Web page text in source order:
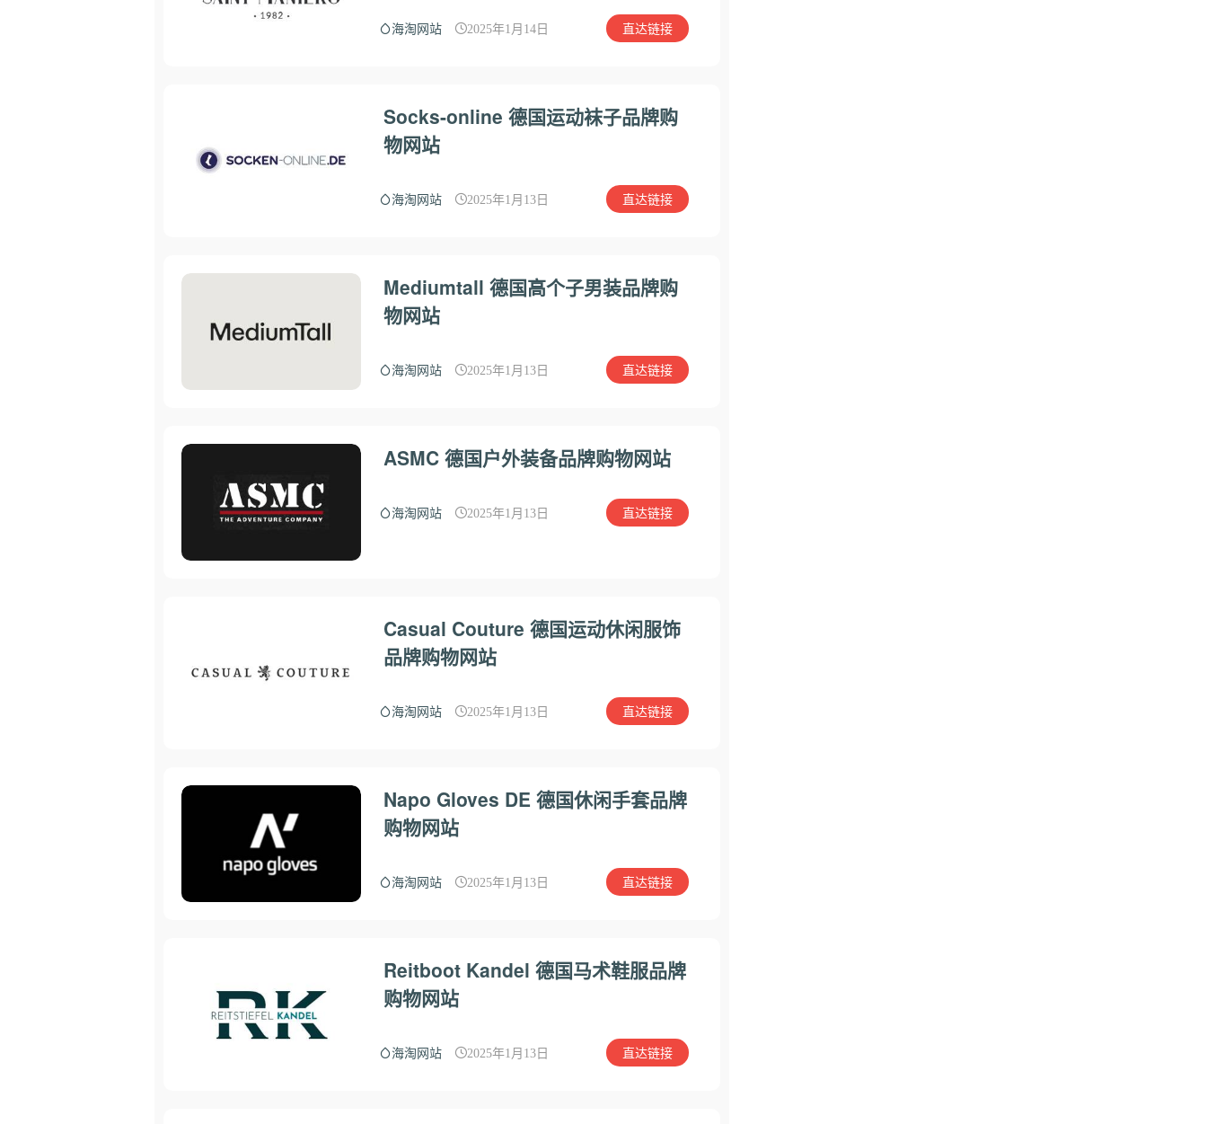
海淘网站 2025年1月14日 直达链接
Socks-online 德国运动袜子品牌购
物网站
海淘网站 2025年1月13日 直达链接
Mediumtall 德国高个子男装品牌购
物网站
海淘网站 2025年1月13日 直达链接
ASMC 德国户外装备品牌购物网站
海淘网站 2025年1月13日 直达链接
Casual Couture 德国运动休闲服饰
品牌购物网站
海淘网站 2025年1月13日 直达链接
Napo Gloves DE 德国休闲手套品牌
购物网站
海淘网站 2025年1月13日 直达链接
Reitboot Kandel 德国马术鞋服品牌
购物网站
海淘网站 2025年1月13日 直达链接